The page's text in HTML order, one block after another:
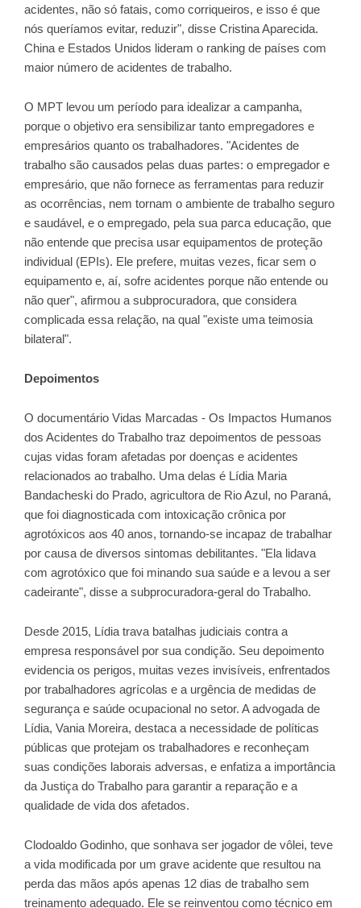
acidentes, não só fatais, como corriqueiros, e isso é que
nós queríamos evitar, reduzir", disse Cristina Aparecida.
China e Estados Unidos lideram o ranking de países com
maior número de acidentes de trabalho.
O MPT levou um período para idealizar a campanha,
porque o objetivo era sensibilizar tanto empregadores e
empresários quanto os trabalhadores. "Acidentes de
trabalho são causados pelas duas partes: o empregador e
empresário, que não fornece as ferramentas para reduzir
as ocorrências, nem tornam o ambiente de trabalho seguro
e saudável, e o empregado, pela sua parca educação, que
não entende que precisa usar equipamentos de proteção
individual (EPIs). Ele prefere, muitas vezes, ficar sem o
equipamento e, aí, sofre acidentes porque não entende ou
não quer", afirmou a subprocuradora, que considera
complicada essa relação, na qual "existe uma teimosia
bilateral".
Depoimentos
O documentário Vidas Marcadas - Os Impactos Humanos
dos Acidentes do Trabalho traz depoimentos de pessoas
cujas vidas foram afetadas por doenças e acidentes
relacionados ao trabalho. Uma delas é Lídia Maria
Bandacheski do Prado, agricultora de Rio Azul, no Paraná,
que foi diagnosticada com intoxicação crônica por
agrotóxicos aos 40 anos, tornando-se incapaz de trabalhar
por causa de diversos sintomas debilitantes. "Ela lidava
com agrotóxico que foi minando sua saúde e a levou a ser
cadeirante", disse a subprocuradora-geral do Trabalho.
Desde 2015, Lídia trava batalhas judiciais contra a
empresa responsável por sua condição. Seu depoimento
evidencia os perigos, muitas vezes invisíveis, enfrentados
por trabalhadores agrícolas e a urgência de medidas de
segurança e saúde ocupacional no setor. A advogada de
Lídia, Vania Moreira, destaca a necessidade de políticas
públicas que protejam os trabalhadores e reconheçam
suas condições laborais adversas, e enfatiza a importância
da Justiça do Trabalho para garantir a reparação e a
qualidade de vida dos afetados.
Clodoaldo Godinho, que sonhava ser jogador de vôlei, teve
a vida modificada por um grave acidente que resultou na
perda das mãos após apenas 12 dias de trabalho sem
treinamento adequado. Ele se reinventou como técnico em